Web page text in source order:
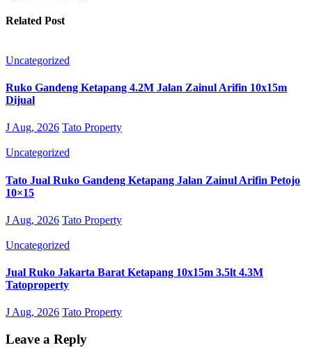
Related Post
Uncategorized
Ruko Gandeng Ketapang 4.2M Jalan Zainul Arifin 10x15m
Dijual
J Aug, 2026 Tato Property
Uncategorized
Tato Jual Ruko Gandeng Ketapang Jalan Zainul Arifin Petojo
10×15
J Aug, 2026 Tato Property
Uncategorized
Jual Ruko Jakarta Barat Ketapang 10x15m 3.5lt 4.3M
Tatoproperty
J Aug, 2026 Tato Property
Leave a Reply